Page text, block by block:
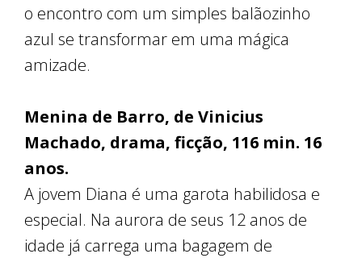
o encontro com um simples balãozinho
azul se transformar em uma mágica
amizade.
Menina de Barro, de Vinicius
Machado, drama, ficção, 116 min. 16
anos.
A jovem Diana é uma garota habilidosa e
especial. Na aurora de seus 12 anos de
idade já carrega uma bagagem de